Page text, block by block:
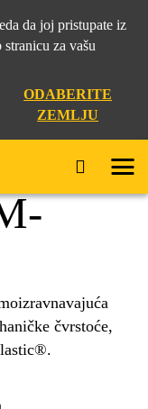
da joj pristupate iz
za vašu
ODABERITE
ZEMLJU
čvrstoće,